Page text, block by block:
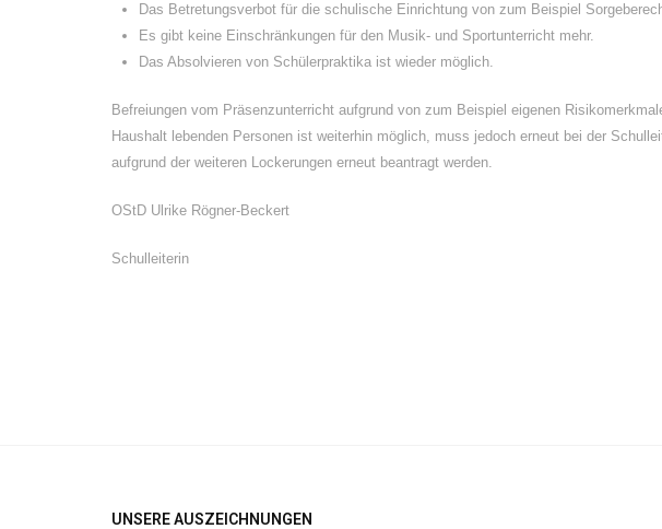
Das Betretungsverbot für die schulische Einrichtung von zum Beispiel
Es gibt keine Einschränkungen für den Musik- und Sportunterricht mehr.
Das Absolvieren von Schülerpraktika ist wieder möglich.
Befreiungen vom Präsenzunterricht aufgrund von zum Beispiel eigenen
Haushalt lebenden Personen ist weiterhin möglich, muss jedoch erneut bei der
aufgrund der weiteren Lockerungen erneut beantragt werden.
OStD Ulrike Rögner-Beckert
Schulleiterin
UNSERE AUSZEICHNUNGEN